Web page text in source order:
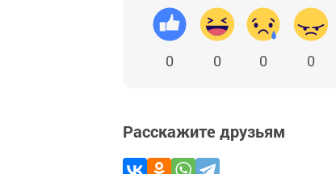
0 0 0 0
Расскажите друзьям